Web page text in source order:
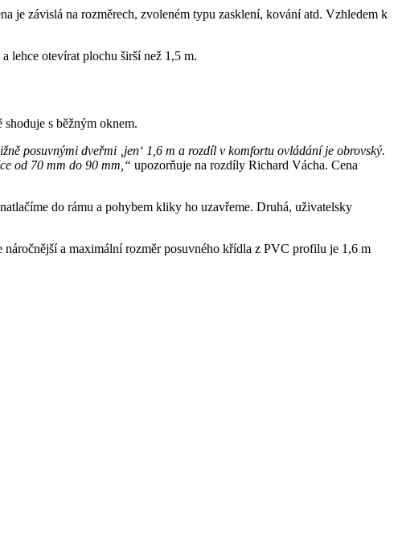
je závislá na rozměrech, zvoleném typu zasklení, kování atd. Vzhledem k
lehce otevírat plochu širší než 1,5 m.
shoduje s běžným oknem.
posuvnými dveřmi ‚jen‘ 1,6 m a rozdíl v komfortu ovládání je obrovský.
od 70 mm do 90 mm,“ upozorňuje na rozdíly Richard Vácha. Cena
do rámu a pohybem kliky ho uzavřeme. Druhá, uživatelsky
a maximální rozměr posuvného křídla z PVC profilu je 1,6 m